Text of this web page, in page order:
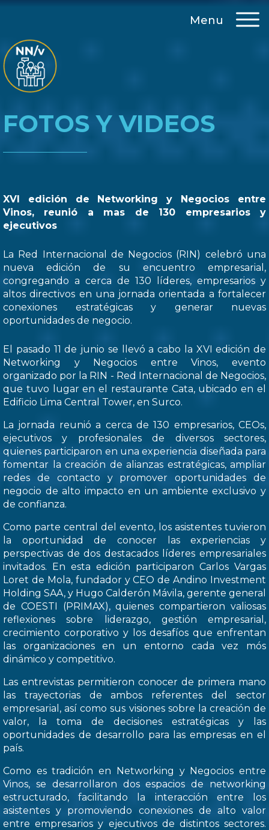
Menu
FOTOS Y VIDEOS
XVI edición de Networking y Negocios entre
Vinos, reunió a mas de 130 empresarios y
ejecutivos
La Red Internacional de Negocios (RIN) celebró una
nueva edición de su encuentro empresarial,
congregando a cerca de 130 líderes, empresarios y
altos directivos en una jornada orientada a fortalecer
conexiones estratégicas y generar nuevas
oportunidades de negocio.
El pasado 11 de junio se llevó a cabo la XVI edición de
Networking y Negocios entre Vinos, evento
organizado por la RIN - Red Internacional de Negocios,
que tuvo lugar en el restaurante Cata, ubicado en el
Edificio Lima Central Tower, en Surco.
La jornada reunió a cerca de 130 empresarios, CEOs,
ejecutivos y profesionales de diversos sectores,
quienes participaron en una experiencia diseñada para
fomentar la creación de alianzas estratégicas, ampliar
redes de contacto y promover oportunidades de
negocio de alto impacto en un ambiente exclusivo y
de confianza.
Como parte central del evento, los asistentes tuvieron
la oportunidad de conocer las experiencias y
perspectivas de dos destacados líderes empresariales
invitados. En esta edición participaron Carlos Vargas
Loret de Mola, fundador y CEO de Andino Investment
Holding SAA, y Hugo Calderón Mávila, gerente general
de COESTI (PRIMAX), quienes compartieron valiosas
reflexiones sobre liderazgo, gestión empresarial,
crecimiento corporativo y los desafíos que enfrentan
las organizaciones en un entorno cada vez mós
dinámico y competitivo.
Las entrevistas permitieron conocer de primera mano
las trayectorias de ambos referentes del sector
empresarial, así como sus visiones sobre la creación de
valor, la toma de decisiones estratégicas y las
oportunidades de desarrollo para las empresas en el
país.
Como es tradición en Networking y Negocios entre
Vinos, se desarrollaron dos espacios de networking
estructurado, facilitando la interacción entre los
asistentes y promoviendo conexiones de alto valor
entre empresarios y ejecutivos de distintos sectores.